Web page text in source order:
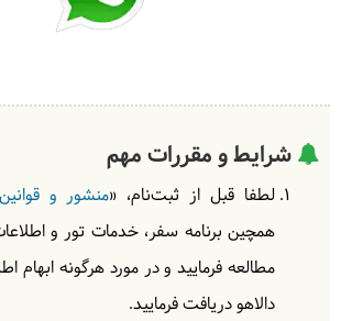
شرایط و مقررات مهم
لطفا قبل از ثبت‌نام، «منشور و
همچین برنامه سفر، خدمات تور و
مطالعه فرمایید و در مورد هرگونه ابهام
دالاهو دریافت فرمایید.